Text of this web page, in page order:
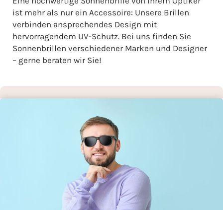
ist mehr als nur ein Accessoire: Unsere Brillen
verbinden ansprechendes Design mit
hervorragendem UV-Schutz. Bei uns finden Sie
Sonnenbrillen verschiedener Marken und Designer
– gerne beraten wir Sie!